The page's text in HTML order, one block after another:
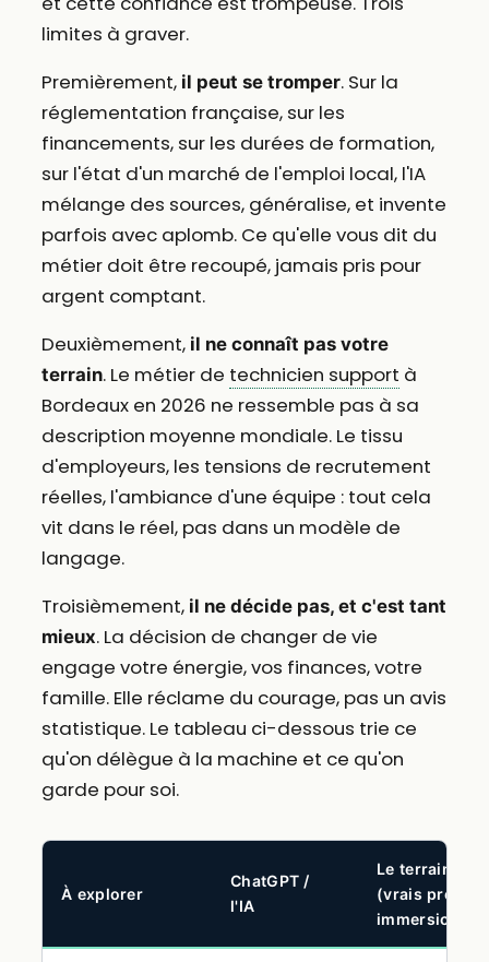
limites à graver.
Premièrement, il peut se tromper. Sur la
réglementation française, sur les
financements, sur les durées de formation,
sur l'état d'un marché de l'emploi local, l'IA
mélange des sources, généralise, et invente
parfois avec aplomb. Ce qu'elle vous dit du
métier doit être recoupé, jamais pris pour
argent comptant.
Deuxièmement, il ne connaît pas votre
terrain. Le métier de technicien support à
Bordeaux en 2026 ne ressemble pas à sa
description moyenne mondiale. Le tissu
d'employeurs, les tensions de recrutement
réelles, l'ambiance d'une équipe : tout cela
vit dans le réel, pas dans un modèle de
langage.
Troisièmement, il ne décide pas, et c'est tant
mieux. La décision de changer de vie
engage votre énergie, vos finances, votre
famille. Elle réclame du courage, pas un avis
statistique. Le tableau ci-dessous trie ce
qu'on délègue à la machine et ce qu'on
garde pour soi.
À explorer
ChatGPT /
l'IA
Le terrain
(vrais pros,
immersion)